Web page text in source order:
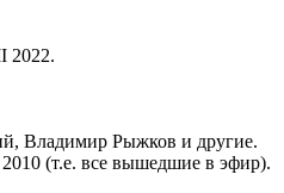
2022.
Владимир Рыжков и другие.
(т.е. все вышедшие в эфир).